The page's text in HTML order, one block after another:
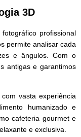
3D
profissional
permite analisar cada
e ângulos. Com o
antigas e garantimos
vasta experiência
humanizado e
cafeteria gourmet e
e exclusiva.